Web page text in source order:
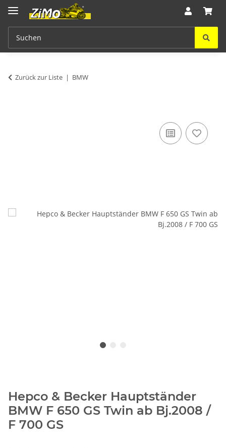
Zurück zur Liste BMW
Hepco & Becker Hauptständer
BMW F 650 GS Twin ab Bj.2008 /
F 700 GS